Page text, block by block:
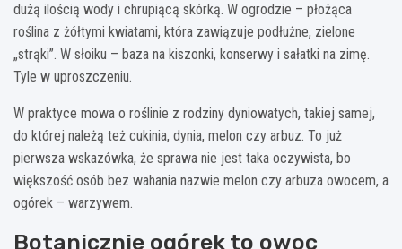
dużą ilością wody i chrupiącą skórką. W ogrodzie – płożąca
roślina z żółtymi kwiatami, która zawiązuje podłużne, zielone
„strąki”. W słoiku – baza na kiszonki, konserwy i sałatki na zimę.
Tyle w uproszczeniu.
W praktyce mowa o roślinie z rodziny dyniowatych, takiej samej,
do której należą też cukinia, dynia, melon czy arbuz. To już
pierwsza wskazówka, że sprawa nie jest taka oczywista, bo
większość osób bez wahania nazwie melon czy arbuza owocem, a
ogórek – warzywem.
Botanicznie ogórek to owoc